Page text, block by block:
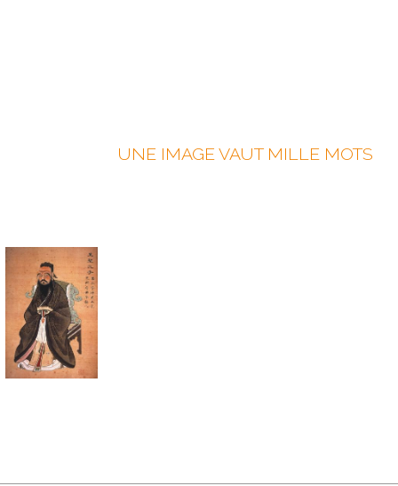
UNE IMAGE VAUT MILLE MOTS